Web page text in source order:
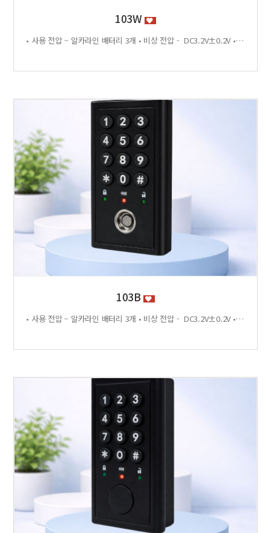
103W
• 사용 전압 – 알카라인 배터리 3개 • 비상 전압 - DC3.2V±0.2V • 전력 소비량 – 정전류 : ≤30μA 동작전류 : ≤150 MA • 사용 환경 – 온도 : 0℃ ~ +70℃ 습도 : RH 20% ~ RH95%RH 사용방법 < 잠금방법 > - 비밀번호 4자리 숫자를 입력하면 문이 자동으로 잠깁니다. < 찾는방법> - 입력했던 비밀번호 4자리 숫자를 누르면 자동으로 문이 열립니다. - 비밀번호를 잊었을 경우 마스터키 사용 가능 특징 - 마스터키 10개까지 등록가능 - 버튼 백라이트 - 배터리 방전 시 외부전원 공급기 사용가능 - 자동/수동 잠금 설정 가능 - 마스터 비밀번호 설정 가능 - 무음모드 가능
103B
• 사용 전압 – 알카라인 배터리 3개 • 비상 전압 - DC3.2V±0.2V • 전력 소비량 – 정전류 : ≤30μA 동작전류 : ≤150 MA • 사용 환경 – 온도 : 0℃ ~ +70℃ 습도 : RH 20% ~ RH95%RH 사용방법 < 잠금방법 > - 비밀번호 4자리 숫자를 입력하면 문이 자동으로 잠깁니다. < 찾는방법> - 입력했던 비밀번호 4자리 숫자를 누르면 자동으로 문이 열립니다. - 비밀번호를 잊었을 경우 마스터키 사용 가능 특징 - 마스터키 10개까지 등록가능 - 버튼 백라이트 - 배터리 방전 시 외부전원 공급기 사용가능 - 자동/수동 잠금 설정 가능 - 마스터 비밀번호 설정 가능 - 무음모드 가능 [이 게시물은 관리자님에 의해 2026-06-18 11:43:04 제품소개에서 복사 됨]